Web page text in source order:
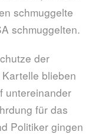
schmuggelte
schmuggelten.
der
blieben
untereinander
für das
Politiker gingen